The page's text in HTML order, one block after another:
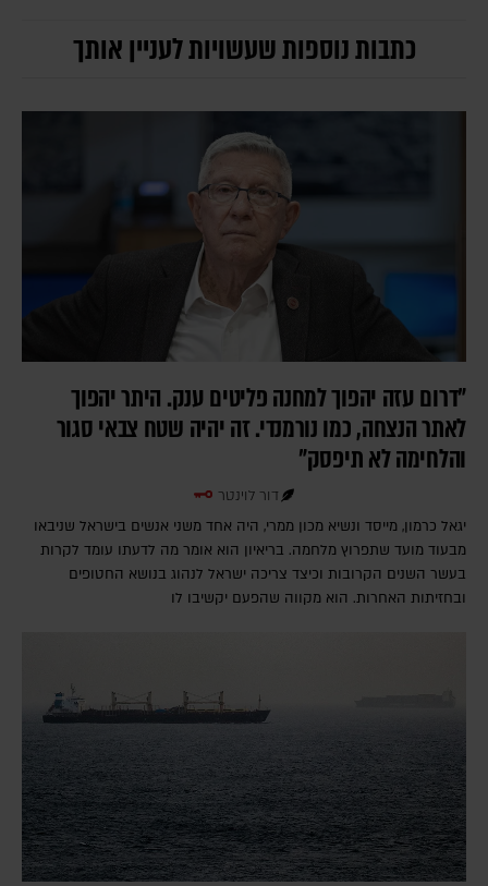
כתבות נוספות שעשויות לעניין אותך
״דרום עזה יהפוך למחנה פליטים ענק. היתר יהפוך
לאתר הנצחה, כמו נורמנדי. זה יהיה שטח צבאי סגור
והלחימה לא תיפסק״
דור לוינטר
יגאל כרמון, מייסד ונשיא מכון ממרי, היה אחד משני אנשים בישראל שניבאו
מבעוד מועד שתפרוץ מלחמה. בריאיון הוא אומר מה לדעתו עומד לקרות
בעשר השנים הקרובות וכיצד צריכה ישראל לנהוג בנושא החטופים
ובחזיתות האחרות. הוא מקווה שהפעם יקשיבו לו